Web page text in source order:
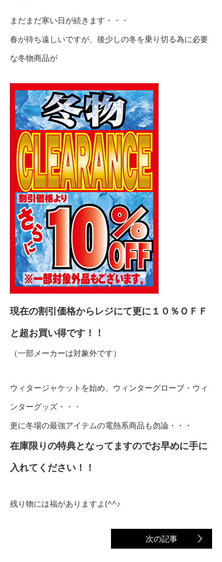
まだまだ寒い日が続きます・・・
春が待ち遠しいですが、後少しの冬を乗り切る為に必要
な冬物商品が
現在の割引価格からレジにて更に１０％ＯＦＦ
と超お買い得です！！
（一部メーカーは対象外です）
ウィタージャケットを始め、ウィンターグローブ・ウィ
ンターグッズ・・・
更に冬場の最強アイテムの電熱系商品も勿論・・・
在庫限りの特典となってますのでお早めに手に
入れてください！！
残り物には福がありますよ(^^♪